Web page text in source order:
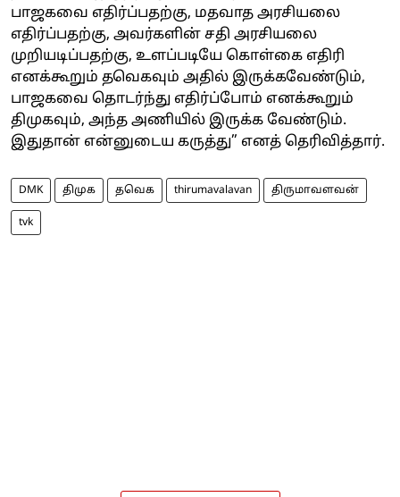
பாஜகவை எதிர்ப்பதற்கு, மதவாத அரசியலை
எதிர்ப்பதற்கு, அவர்களின் சதி அரசியலை
முறியடிப்பதற்கு, உளப்படியே கொள்கை எதிரி
எனக்கூறும் தவெகவும் அதில் இருக்கவேண்டும்,
பாஜகவை தொடர்ந்து எதிர்ப்போம் எனக்கூறும்
திமுகவும், அந்த அணியில் இருக்க வேண்டும்.
இதுதான் என்னுடைய கருத்து” எனத் தெரிவித்தார்.
DMK திமுக தவெக thirumavalavan திருமாவளவன்
tvk